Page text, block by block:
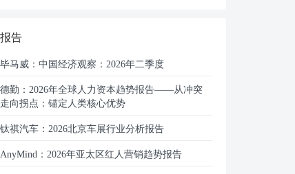
告
毕马威： 中国经济观察：2026年二季度
德勤： 2026年全球人力资本趋势报告——从冲突
走向拐点：锚定人类核心优势
钛祺汽车： 2026北京车展行业分析报告
AnyMind： 2026年亚太区红人营销趋势报告